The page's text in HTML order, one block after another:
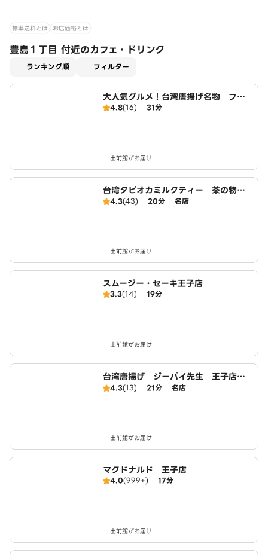
標準送料とは お店価格とは
豊島１丁目 付近のカフェ・ドリンク
ランキング順 フィルター
大人気グルメ！台湾唐揚げ名物 フラ
イド丸ごとチキン 王子店
4.8(16) 31分
出前館がお届け
台湾タピオカミルクティー 茶の物
語 宣喜茶 王子店 XUANXICHA B
4.3(43) 20分 名店
出前館がお届け
スムージー・セーキ王子店
3.3(14) 19分
出前館がお届け
台湾唐揚げ ジーパイ先生 王子店 T
aiwanese Fried Chicken FAST F
4.3(13) 21分 名店
出前館がお届け
マクドナルド 王子店
4.0(999+) 17分
出前館がお届け